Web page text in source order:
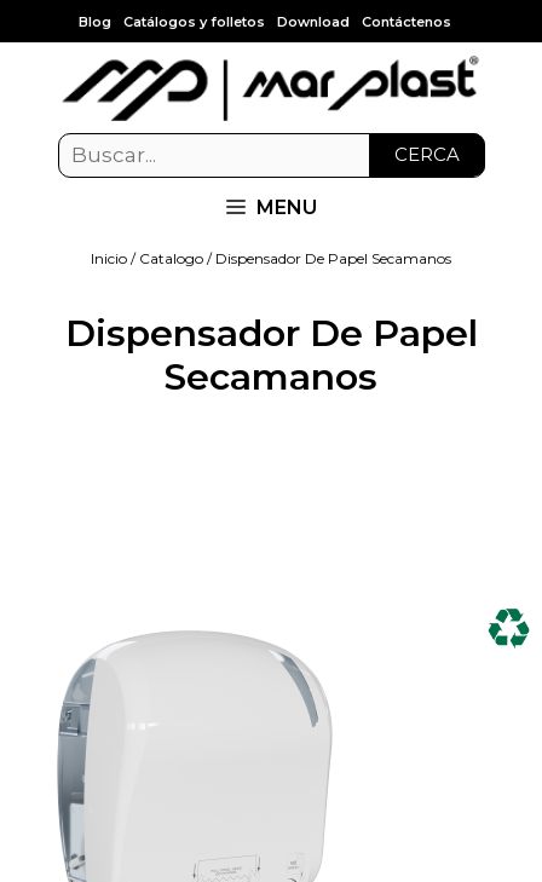
Blog Catálogos y folletos Download Contáctenos
CERCA
MENU
Inicio / Catalogo / Dispensador De Papel Secamanos
Dispensador De Papel
Secamanos